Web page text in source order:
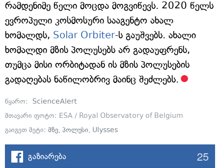
რამდენიმე წელი მოცდა მოგვიწევს. 2020 წელს
ევროპული კოსმოსური სააგენტო ახალ
ხომალდს, Solar Orbiter-ს გაუშვებს. ახალი
ხომალდი მზის პოლუსებს არ გადაუფრენს,
თუმცა მისი ორბიტადან ის მზის პოლუსების
გადაღებას ნაწილობრივ მაინც შეძლებს.
წყარო: ScienceAlert
მთავარი ფოტო: ESA / Royal Observatory of Belgium
გაიგეთ მეტი: მზე, პოლუსი, Ulysses
გაზიარება 25